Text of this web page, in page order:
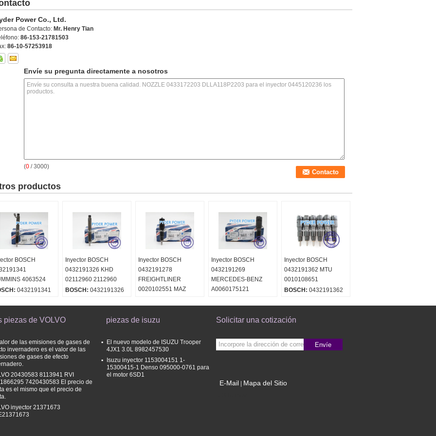
Power Co., Ltd.
de Contacto: Mr. Henry Tian
86-153-21781503
86-10-57253918
Envíe su pregunta directamente a nosotros
(0 / 3000)
productos
BOSCH
4063524
0432191341
Inyector BOSCH
0432191326 KHD
02112960 2112960
BOSCH: 0432191326
Inyector BOSCH
0432191278
FREIGHTLINER
0020102551 MAZ
A0040176521
0050177721
A0060172221
0060172221
BOSCH:
Inyector BOSCH
0432191269
MERCEDES-BENZ
A0060175121
Inyector BOSCH
0432191362 MTU
0010108651
BOSCH: 0432191362
piezas de VOLVO
de las emisiones de gases de
invernadero es el valor de las
de gases de efecto
20430583 8113941 RVI
7420430583 El precio de
es el mismo que el precio de
inyector 21371673
piezas de isuzu
El nuevo modelo de ISUZU Trooper
4JX1 3.0L 8982457530
Isuzu inyector 1153004151 1-
15300415-1 Denso 095000-0761 para
el motor 6SD1
Solicitar una cotización
Envíe
E-Mail Mapa del Sitio